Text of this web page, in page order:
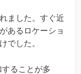
ました。すぐ近
あるロケーショ
でした。
ることが多